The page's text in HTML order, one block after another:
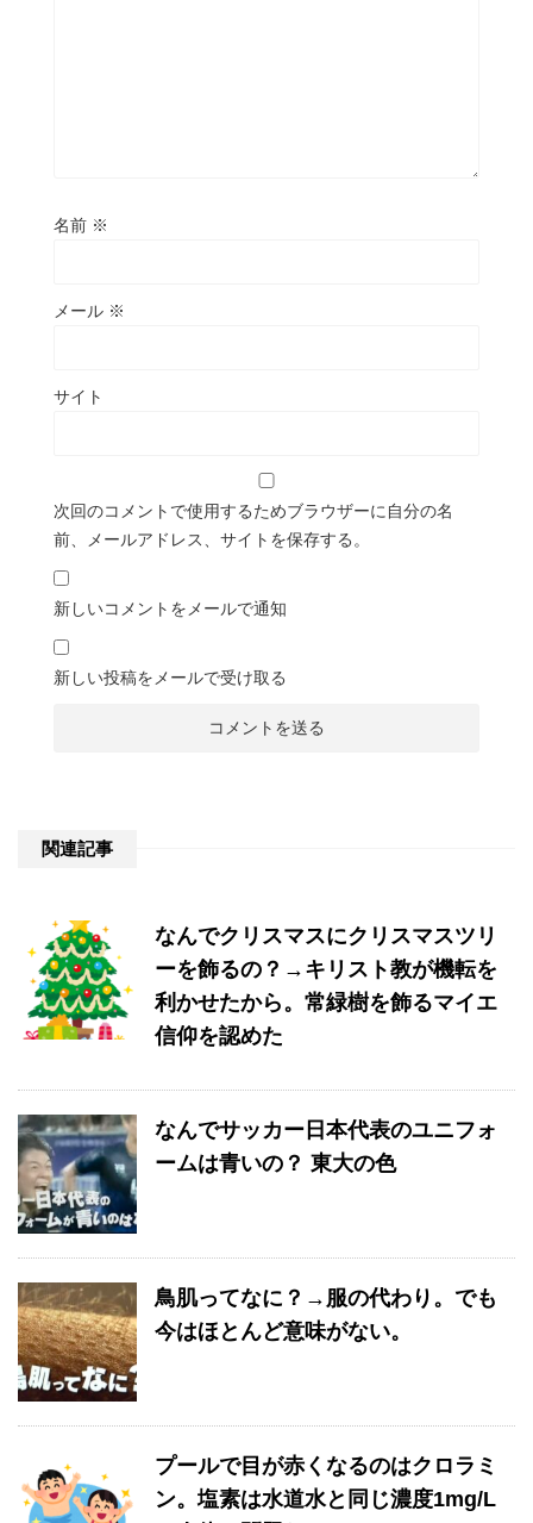
名前 ※
メール ※
サイト
次回のコメントで使用するためブラウザーに自分の名
前、メールアドレス、サイトを保存する。
新しいコメントをメールで通知
新しい投稿をメールで受け取る
関連記事
なんでクリスマスにクリスマスツリ
ーを飾るの？→キリスト教が機転を
利かせたから。常緑樹を飾るマイエ
信仰を認めた
なんでサッカー日本代表のユニフォ
ームは青いの？ 東大の色
鳥肌ってなに？→服の代わり。でも
今はほとんど意味がない。
プールで目が赤くなるのはクロラミ
ン。塩素は水道水と同じ濃度1mg/L